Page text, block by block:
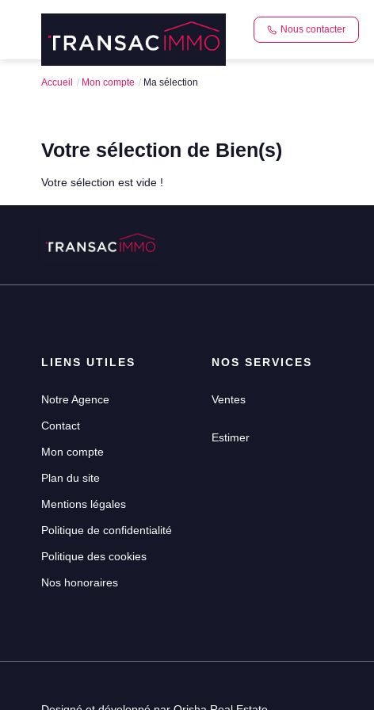
Nous contacter
Accueil Mon compte Ma sélection
Votre sélection de Bien(s)
Votre sélection est vide !
LIENS UTILES
Notre Agence
Contact
Mon compte
Plan du site
Mentions légales
Politique de confidentialité
Politique des cookies
Nos honoraires
NOS SERVICES
Ventes
Estimer